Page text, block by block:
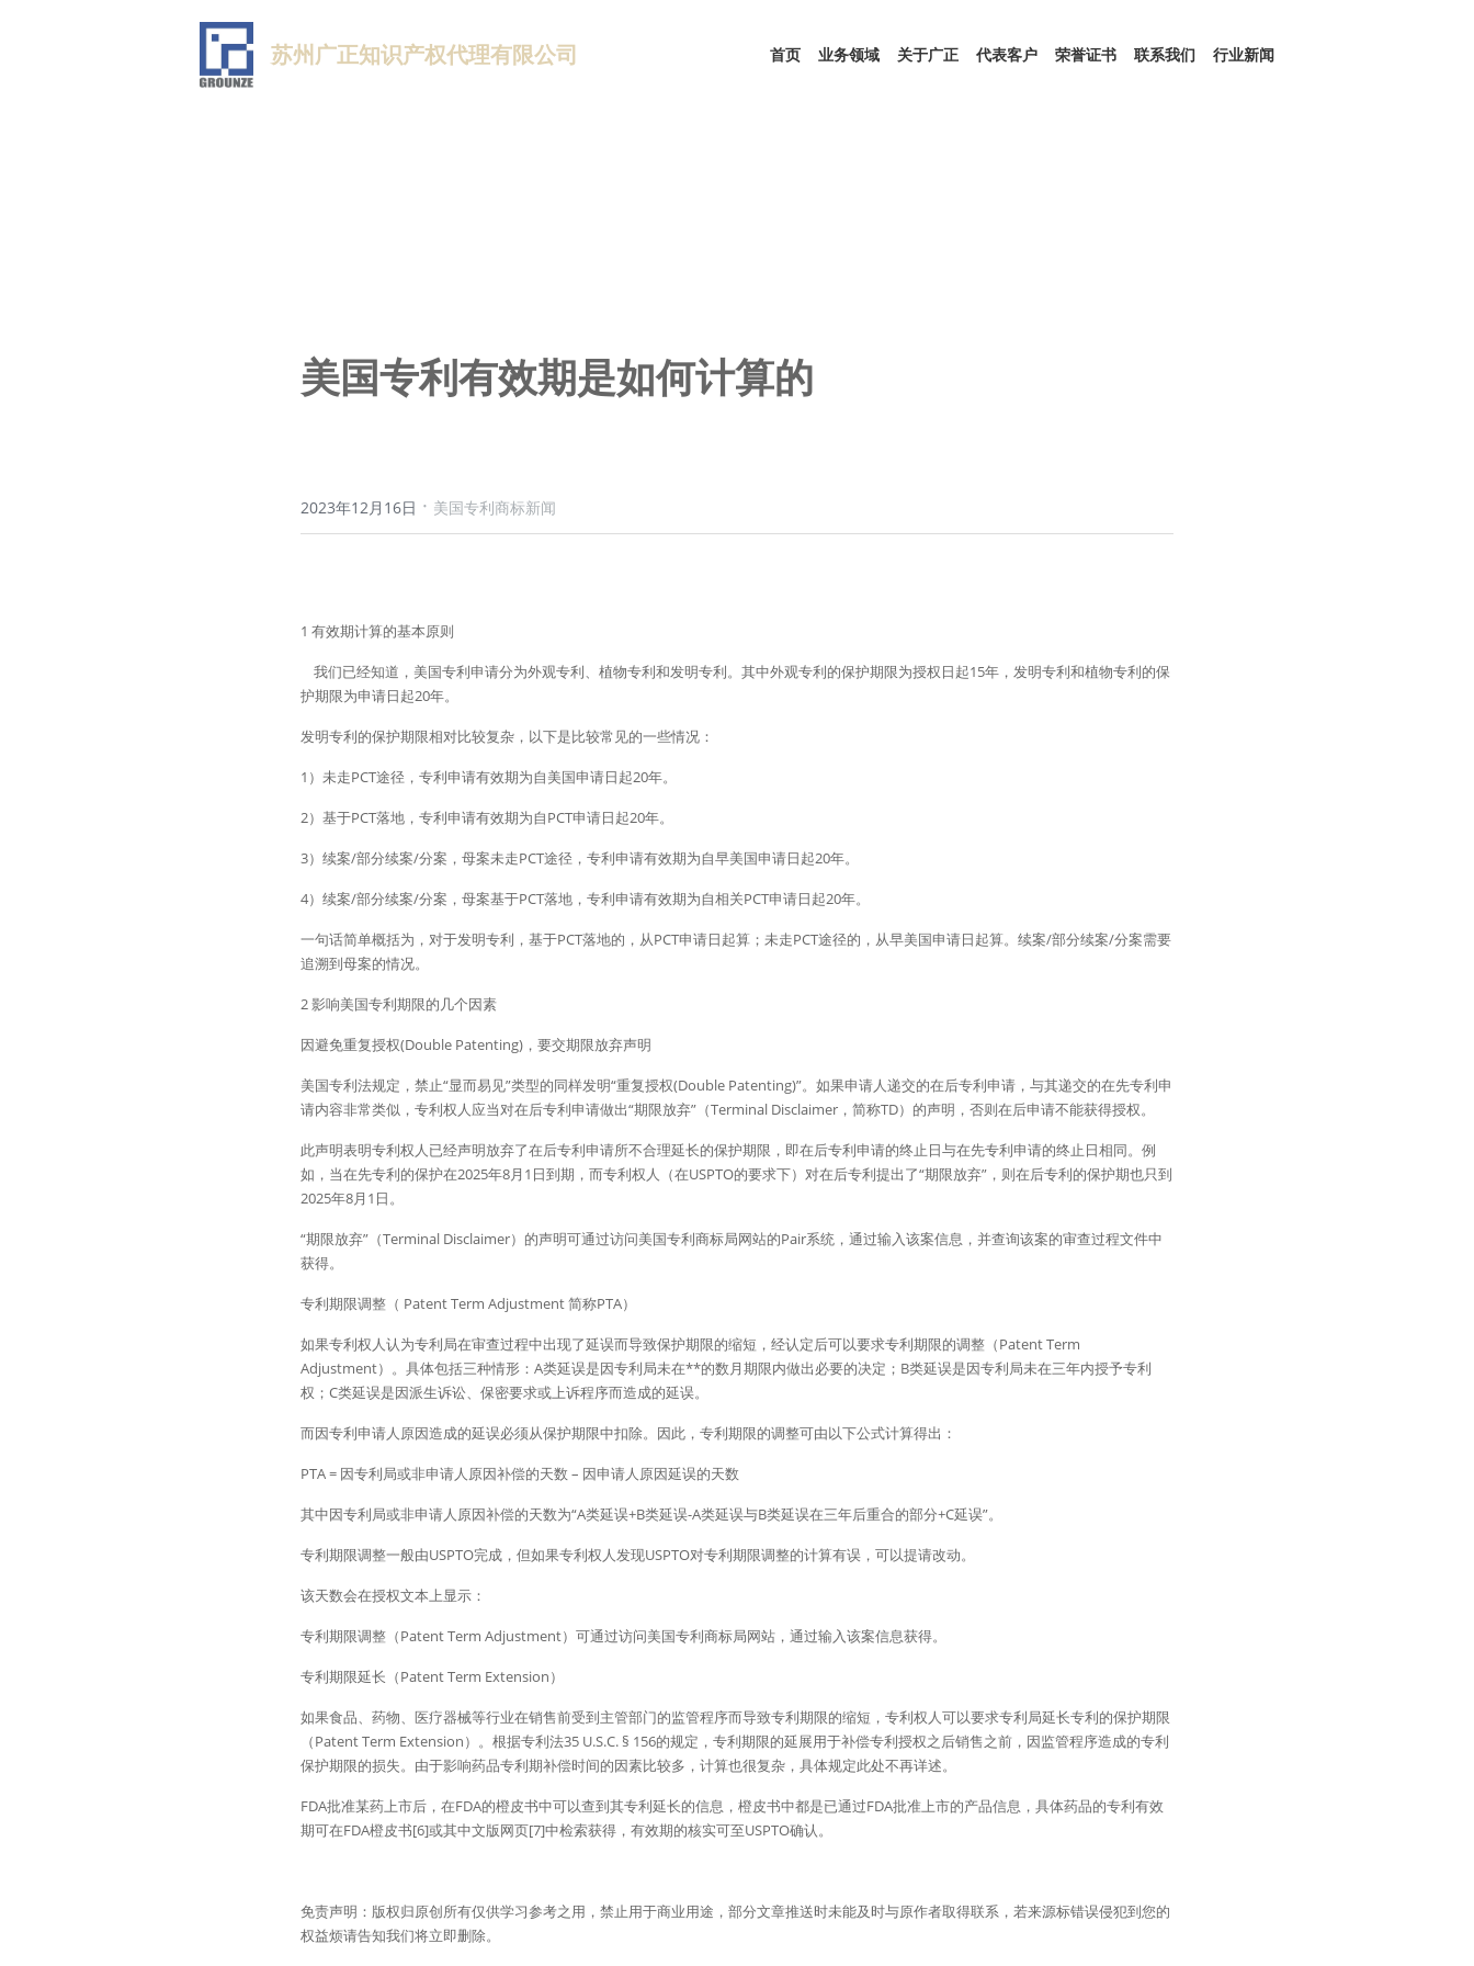
苏州广正知识产权代理有限公司 首页 业务领域 关于广正 代表客户 荣誉证书 联系我们 行业新闻
美国专利有效期是如何计算的
2023年12月16日 · 美国专利商标新闻
1 有效期计算的基本原则
护期限为申请日起20年。
发明专利的保护期限相对比较复杂，以下是比较常见的一些情况：
1）未走PCT途径，专利申请有效期为自美国申请日起20年。
2）基于PCT落地，专利申请有效期为自PCT申请日起20年。
3）续案/部分续案/分案，母案未走PCT途径，专利申请有效期为自早美国申请日起20年。
4）续案/部分续案/分案，母案基于PCT落地，专利申请有效期为自相关PCT申请日起20年。
一句话简单概括为，对于发明专利，基于PCT落地的，从PCT申请日起算；未走PCT途径的，从早美国申请日起算。续案/部分续案/分案需要
追溯到母案的情况。
2 影响美国专利期限的几个因素
因避免重复授权(Double Patenting)，要交期限放弃声明
美国专利法规定，禁止“显而易见”类型的同样发明“重复授权(Double Patenting)”。如果申请人递交的在后专利申请，与其递交的在先专利申
请内容非常类似，专利权人应当对在后专利申请做出“期限放弃”（Terminal Disclaimer，简称TD）的声明，否则在后申请不能获得授权。
此声明表明专利权人已经声明放弃了在后专利申请所不合理延长的保护期限，即在后专利申请的终止日与在先专利申请的终止日相同。例
如，当在先专利的保护在2025年8月1日到期，而专利权人（在USPTO的要求下）对在后专利提出了“期限放弃”，则在后专利的保护期也只到
2025年8月1日。
“期限放弃”（Terminal Disclaimer）的声明可通过访问美国专利商标局网站的Pair系统，通过输入该案信息，并查询该案的审查过程文件中
获得。
专利期限调整（ Patent Term Adjustment 简称PTA）
如果专利权人认为专利局在审查过程中出现了延误而导致保护期限的缩短，经认定后可以要求专利期限的调整（Patent Term
Adjustment）。具体包括三种情形：A类延误是因专利局未在**的数月期限内做出必要的决定；B类延误是因专利局未在三年内授予专利
权；C类延误是因派生诉讼、保密要求或上诉程序而造成的延误。
而因专利申请人原因造成的延误必须从保护期限中扣除。因此，专利期限的调整可由以下公式计算得出：
PTA = 因专利局或非申请人原因补偿的天数 – 因申请人原因延误的天数
其中因专利局或非申请人原因补偿的天数为“A类延误+B类延误-A类延误与B类延误在三年后重合的部分+C延误”。
专利期限调整一般由USPTO完成，但如果专利权人发现USPTO对专利期限调整的计算有误，可以提请改动。
该天数会在授权文本上显示：
专利期限调整（Patent Term Adjustment）可通过访问美国专利商标局网站，通过输入该案信息获得。
专利期限延长（Patent Term Extension）
如果食品、药物、医疗器械等行业在销售前受到主管部门的监管程序而导致专利期限的缩短，专利权人可以要求专利局延长专利的保护期限
（Patent Term Extension）。根据专利法35 U.S.C. § 156的规定，专利期限的延展用于补偿专利授权之后销售之前，因监管程序造成的专利
保护期限的损失。由于影响药品专利期补偿时间的因素比较多，计算也很复杂，具体规定此处不再详述。
FDA批准某药上市后，在FDA的橙皮书中可以查到其专利延长的信息，橙皮书中都是已通过FDA批准上市的产品信息，具体药品的专利有效
期可在FDA橙皮书[6]或其中文版网页[7]中检索获得，有效期的核实可至USPTO确认。
免责声明：版权归原创所有仅供学习参考之用，禁止用于商业用途，部分文章推送时未能及时与原作者取得联系，若来源标错误侵犯到您的
权益烦请告知我们将立即删除。